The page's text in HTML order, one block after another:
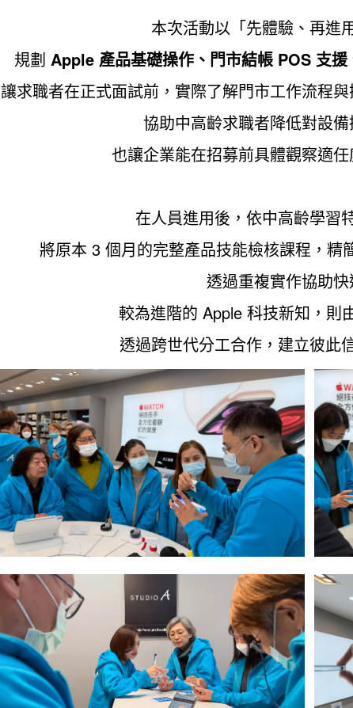
本次活動以「先體驗、再進
規劃 Apple 產品基礎操作、門市結帳 POS 支
讓求職者在正式面試前，實際了解門市工作流程
協助中高齡求職者降低對設備
也讓企業能在招募前具體觀察適
在人員進用後，依中高齡學習
將原本 3 個月的完整產品技能檢核課程，精
透過重複實作協助快
較為進階的 Apple 科技新知，則
透過跨世代分工合作，建立彼此